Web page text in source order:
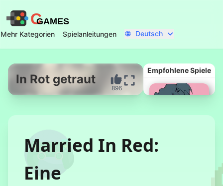
CGAMES
Mehr Kategorien Spielanleitungen Deutsch
In Rot getraut
896
Empfohlene Spiele
Married In Red:
Eine